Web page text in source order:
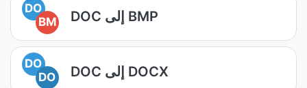
DO
BM
DOC إلى BMP
DO
DO
DOC إلى DOCX